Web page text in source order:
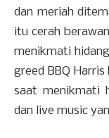
dan meriah
itu cerah
menikmati
greed BBQ
saat menikmati
dan live music